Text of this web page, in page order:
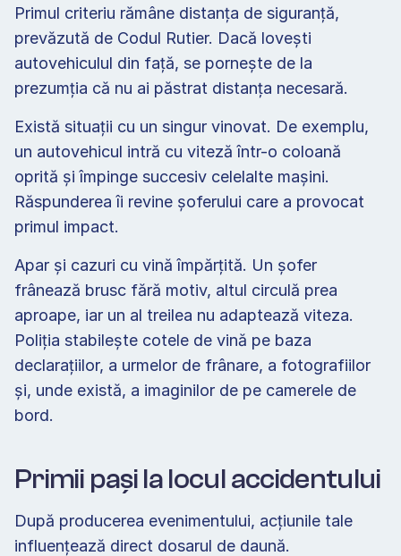
Primul criteriu rămâne distanța de siguranță,
prevăzută de Codul Rutier. Dacă lovești
autovehiculul din față, se pornește de la
prezumția că nu ai păstrat distanța necesară.
Există situații cu un singur vinovat. De exemplu,
un autovehicul intră cu viteză într-o coloană
oprită și împinge succesiv celelalte mașini.
Răspunderea îi revine șoferului care a provocat
primul impact.
Apar și cazuri cu vină împărțită. Un șofer
frânează brusc fără motiv, altul circulă prea
aproape, iar un al treilea nu adaptează viteza.
Poliția stabilește cotele de vină pe baza
declarațiilor, a urmelor de frânare, a fotografiilor
și, unde există, a imaginilor de pe camerele de
bord.
Primii pași la locul accidentului
După producerea evenimentului, acțiunile tale
influențează direct dosarul de daună.